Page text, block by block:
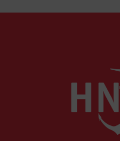
comme l'a rappelé Léon